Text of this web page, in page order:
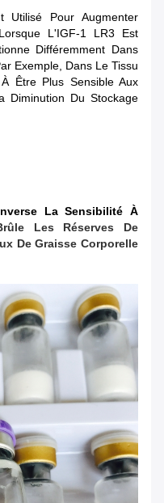
Utilisé Pour Augmenter
L'IGF-1 LR3 Est
Différemment Dans
Exemple, Dans Le Tissu
Être Plus Sensible Aux
Diminution Du Stockage
La Sensibilité À
Les Réserves De
De Graisse Corporelle